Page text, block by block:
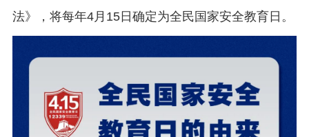
法》，将每年4月15日确定为全民国家安全教育日。